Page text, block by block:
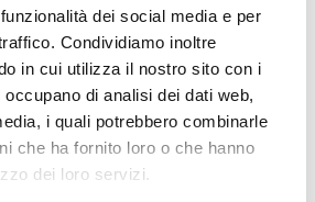
dei social media e per
Condividiamo inoltre
in cui utilizza il nostro sito con i
di analisi dei dati web,
i quali potrebbero combinarle
che ha fornito loro o che hanno
dei loro servizi.